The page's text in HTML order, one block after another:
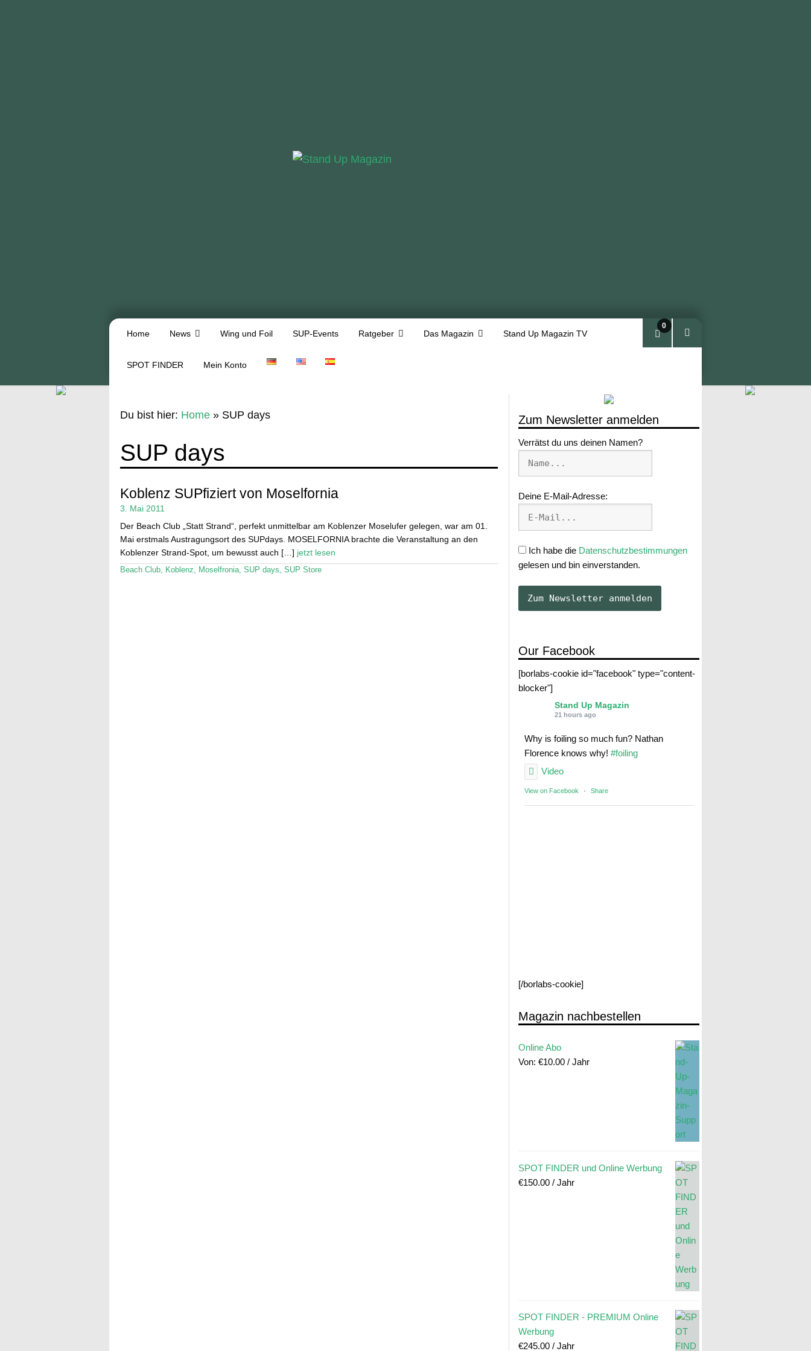
Home News Wing und Foil SUP-Events Ratgeber Das Magazin Stand Up Magazin TV
SPOT FINDER Mein Konto
0
Zum Newsletter anmelden
Verrätst du uns deinen Namen?
Deine E-Mail-Adresse:
Ich habe die Datenschutzbestimmungen
gelesen und bin einverstanden.
Our Facebook
[borlabs-cookie id="facebook" type="content-
blocker"]
Stand Up Magazin
21 hours ago
Why is foiling so much fun? Nathan
Florence knows why! #foiling
Video
View on Facebook · Share
[/borlabs-cookie]
Magazin nachbestellen
Online Abo
Von: €10.00 / Jahr
SPOT FINDER und Online Werbung
€150.00 / Jahr
SPOT FINDER - PREMIUM Online
Werbung
€245.00 / Jahr
Du bist hier: Home» SUP days
SUP days
Koblenz SUPfiziert von Moselfornia
3. Mai 2011
Der Beach Club „Statt Strand“, perfekt unmittelbar am Koblenzer Moselufer gelegen, war am 01.
Mai erstmals Austragungsort des SUPdays. MOSELFORNIA brachte die Veranstaltung an den
Koblenzer Strand-Spot, um bewusst auch […] jetzt lesen
Beach Club, Koblenz, Moselfronia, SUP days, SUP Store